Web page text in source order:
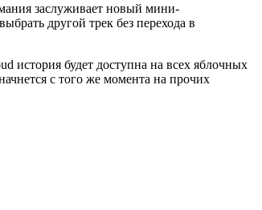
заслуживает новый мини-
другой трек без перехода в
история будет доступна на всех яблочных
с того же момента на прочих